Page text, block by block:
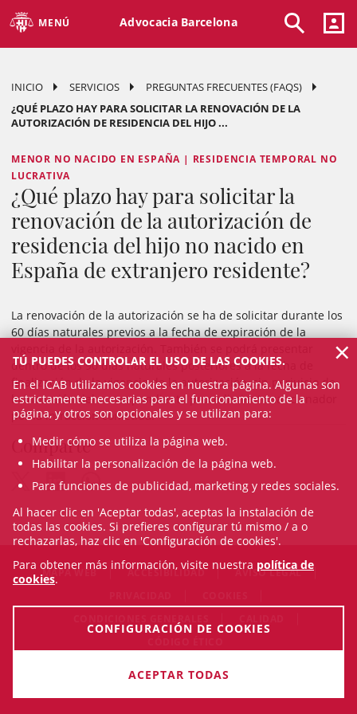
MENÚ Advocacia Barcelona
INICIO SERVICIOS
PREGUNTAS FRECUENTES (FAQS)
¿QUÉ PLAZO HAY PARA SOLICITAR LA RENOVACIÓN DE LA
AUTORIZACIÓN DE RESIDENCIA DEL HIJO ...
MENOR NO NACIDO EN ESPAÑA | RESIDENCIA TEMPORAL NO
LUCRATIVA
¿Qué plazo hay para solicitar la
renovación de la autorización de
residencia del hijo no nacido en
España de extranjero residente?
La renovación de la autorización se ha de solicitar durante los
60 días naturales previos a la fecha de expiración de la
dentro de los 90 días naturales posteriores a la fecha de
finalización de la vigencia de la autorización, sin perjuicio de
la incoación del correspondiente procedimiento sancionador
por la infracción cometida.
Comparte
MAPA WEB ACCESIBILIDAD
AVISO LEGAL
© Thu Aug 06 16:18:12 CEST 2026 Il·lustre Col·legi de
TÚ PUEDES CONTROLAR EL USO DE LAS COOKIES.
En el ICAB utilizamos cookies en nuestra página. Algunas son
estrictamente necesarias para el funcionamiento de la
página, y otros son opcionales y se utilizan para:
Medir cómo se utiliza la página web.
Habilitar la personalización de la página web.
Para funciones de publicidad, marketing y redes sociales.
Al hacer clic en 'Aceptar todas', aceptas la instalación de
todas las cookies. Si prefieres configurar tú mismo / a o
rechazarlas, haz clic en 'Configuración de cookies'.
Para obtener más información, visite nuestra política de
cookies.
CONFIGURACIÓN DE COOKIES
ACEPTAR TODAS
×